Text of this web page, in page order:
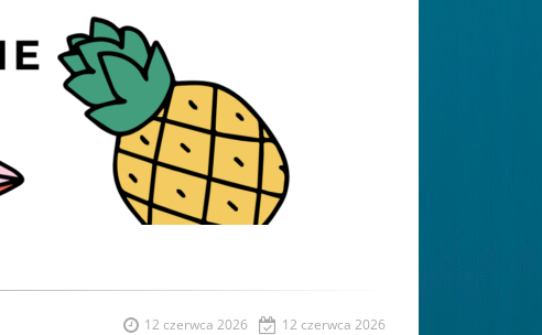
12 czerwca 2026
12 czerwca 2026